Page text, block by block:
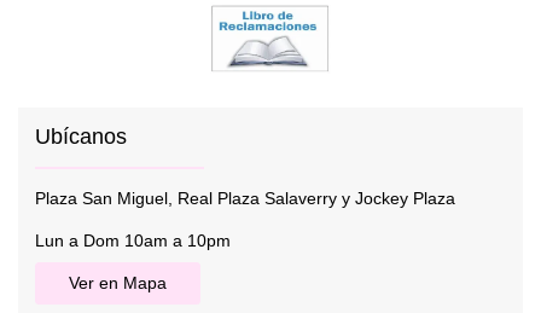
Ubícanos
Plaza San Miguel, Real Plaza Salaverry y Jockey Plaza
Lun a Dom 10am a 10pm
Ver en Mapa